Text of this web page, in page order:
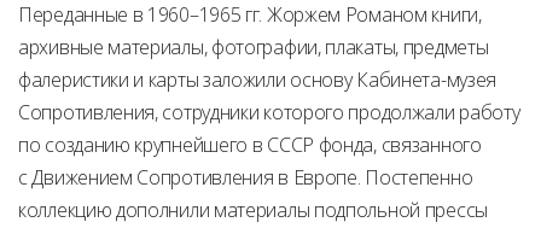
Переданные в 1960–1965 гг. Жоржем Романом книги,
архивные материалы, фотографии, плакаты, предметы
фалеристики и карты заложили основу Кабинета-музея
Сопротивления, сотрудники которого продолжали работу
по созданию крупнейшего в СССР фонда, связанного
с Движением Сопротивления в Европе. Постепенно
коллекцию дополнили материалы подпольной прессы